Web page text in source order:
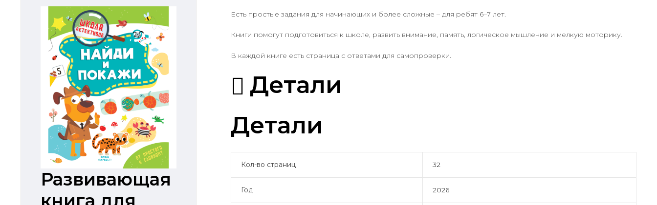
Есть простые задания для начинающих и более сложные – для ребят 6–7 лет.
Книги помогут подготовиться к школе, развить внимание, память, логическое мышление и мелкую моторику.
В каждой книге есть страница с ответами для самопроверки.
Детали
Детали
Кол-во страниц 32
Год 2026
Развивающая